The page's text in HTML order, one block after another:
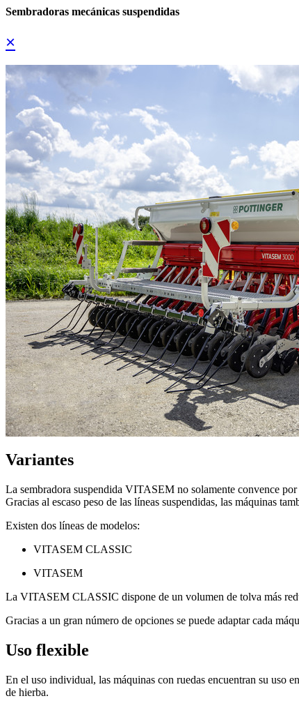
Sembradoras mecánicas suspendidas
×
Variantes
La sembradora suspendida VITASEM no solamente convence
Gracias al escaso peso de las líneas suspendidas, las máquinas
Existen dos líneas de modelos:
VITASEM CLASSIC
VITASEM
La VITASEM CLASSIC dispone de un volumen de tolva más
Gracias a un gran número de opciones se puede adaptar cada
Uso flexible
En el uso individual, las máquinas con ruedas encuentran su uso
de hierba.